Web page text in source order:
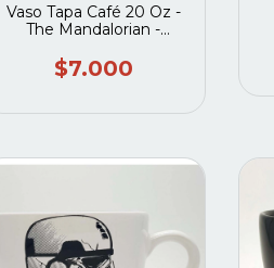
Vaso Tapa Café 20 Oz -
The Mandalorian -
Ahsoka
$7.000